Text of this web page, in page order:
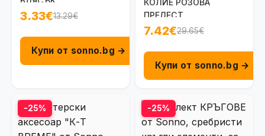
3.33€13.29€
Купи от sonno.bg →
ПРЕЛЕСТ
7.42€29.65€
Купи от sonno.bg →
-25% -25%